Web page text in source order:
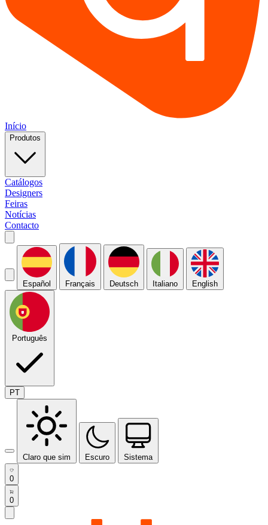
Início
Produtos
Catálogos
Designers
Feiras
Notícias
Contacto
Español Français Deutsch Italiano English
Português
PT
Claro que sim Escuro Sistema
0
0